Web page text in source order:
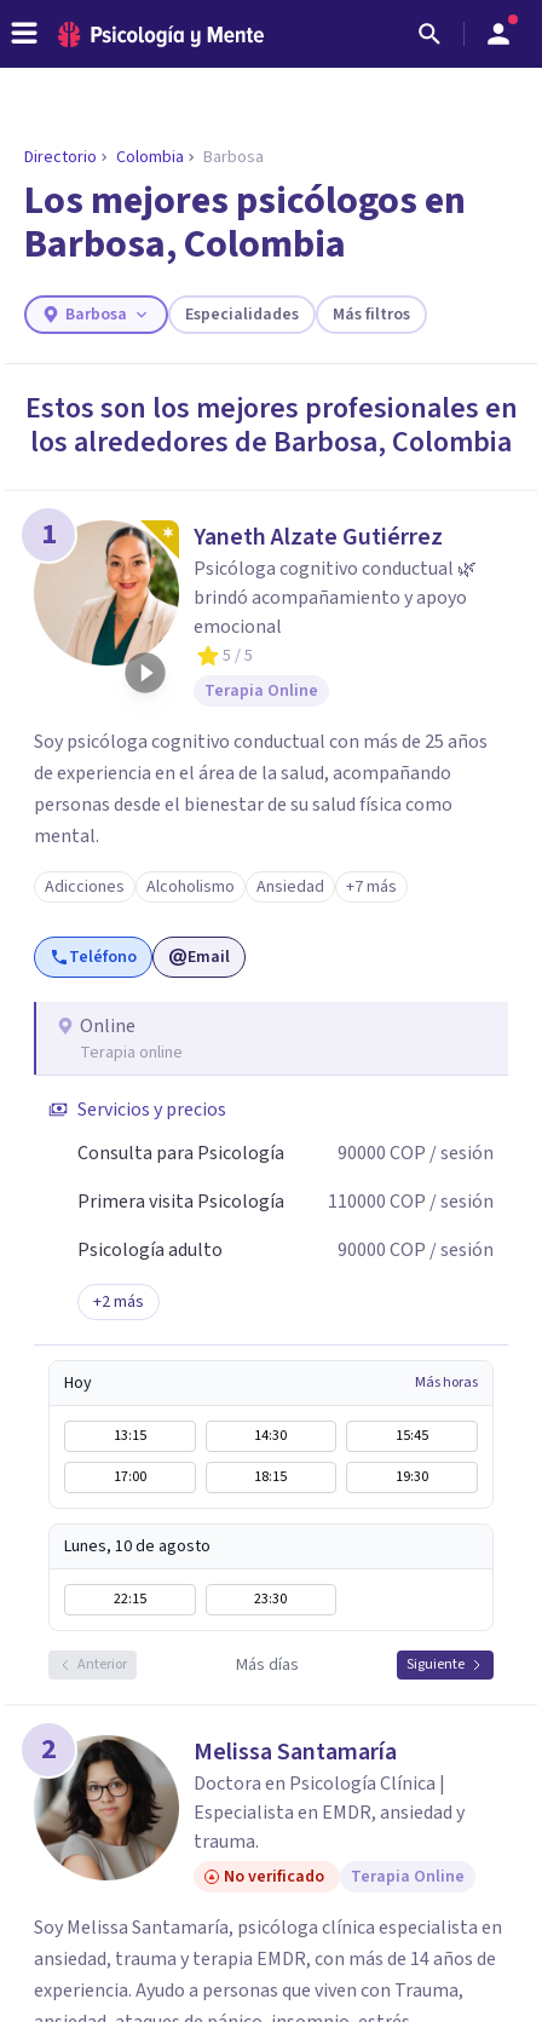
ENCONTRAR MI TERAPEUTA
¿Necesitas ayuda para encontrar el
psicólogo adecuado?
Responde a unas breves preguntas y te ofreceremos
necesidades.
Directorio Colombia Barbosa
Los mejores psicólogos en
Barbosa, Colombia
Barbosa Especialidades Más filtros
Estos son los mejores profesionales en
los alrededores de Barbosa, Colombia
1 Yaneth Alzate Gutiérrez
Psicóloga cognitivo conductual 🌿
brindó acompañamiento y apoyo
emocional
5 / 5
Terapia Online
Soy psicóloga cognitivo conductual con más de 25 años
de experiencia en el área de la salud, acompañando
personas desde el bienestar de su salud física como
mental.
Adicciones Alcoholismo Ansiedad +7 más
Teléfono Email
Online
Terapia online
Servicios y precios
Consulta para Psicología
90000COP / sesión
Primera visita Psicología
110000COP / sesión
Psicología adulto
90000COP / sesión
+2más
Hoy Más horas
13:15 14:30
15:45
17:00
18:15 19:30
Lunes, 10 de agosto
22:15 23:30
Anterior Más días Siguiente
2 Melissa Santamaría
Doctora en Psicología Clínica |
Especialista en EMDR, ansiedad y
trauma.
No verificado Terapia Online
Soy Melissa Santamaría, psicóloga clínica especialista en
ansiedad, trauma y terapia EMDR, con más de 14 años de
experiencia. Ayudo a personas que viven con Trauma,